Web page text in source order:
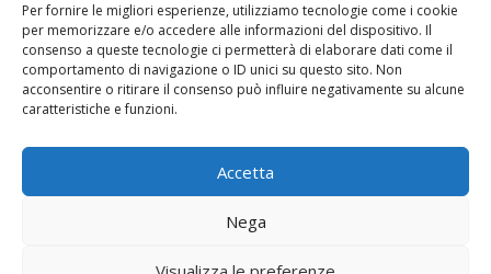
Per fornire le migliori esperienze, utilizziamo tecnologie come i cookie
per memorizzare e/o accedere alle informazioni del dispositivo. Il
consenso a queste tecnologie ci permetterà di elaborare dati come il
comportamento di navigazione o ID unici su questo sito. Non
acconsentire o ritirare il consenso può influire negativamente su alcune
caratteristiche e funzioni.
Accetta
Nega
La Redazione
Direttore responsabile:
Critica Letteraria:Ambrogio Bianchi
Ada Simoni